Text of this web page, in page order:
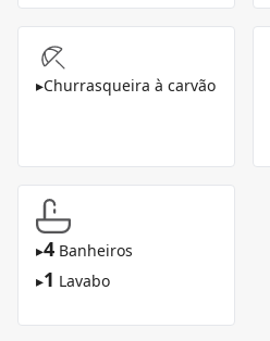
▸Churrasqueira à carvão
▸4 Banheiros
▸1 Lavabo